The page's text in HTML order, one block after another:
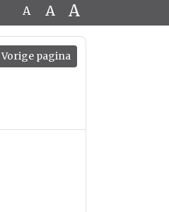
A A A
Vorige pagina